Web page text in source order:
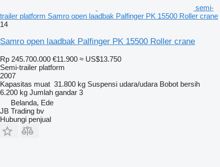
semi-
trailer platform Samro open laadbak Palfinger PK 15500 Roller crane
14
Samro open laadbak Palfinger PK 15500 Roller crane
Rp 245.700.000 €11.900 ≈ US$13.750
Semi-trailer platform
2007
Kapasitas muat 31.800 kg Suspensi udara/udara Bobot bersih
6.200 kg Jumlah gandar 3
Belanda, Ede
JB Trading bv
Hubungi penjual